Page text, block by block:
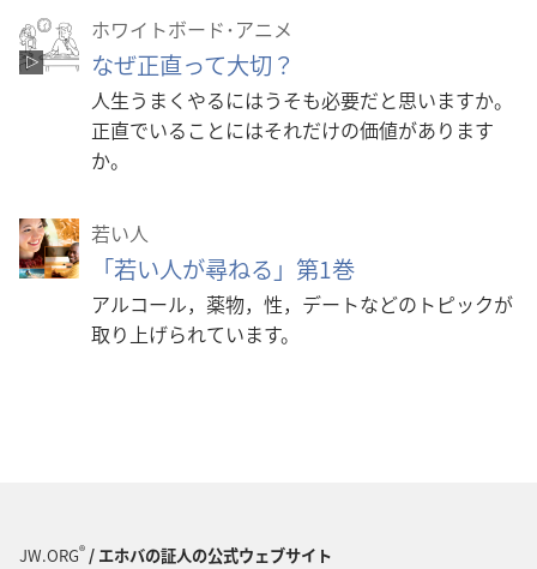
ホワイトボード･アニメ
なぜ正直って大切？
人生うまくやるにはうそも必要だと思いますか。
正直でいることにはそれだけの価値があります
か。
若い人
「若い人が尋ねる」第1巻
アルコール，薬物，性，デートなどのトピックが
取り上げられています。
JW.ORG®/ エホバの証人の公式ウェブサイト